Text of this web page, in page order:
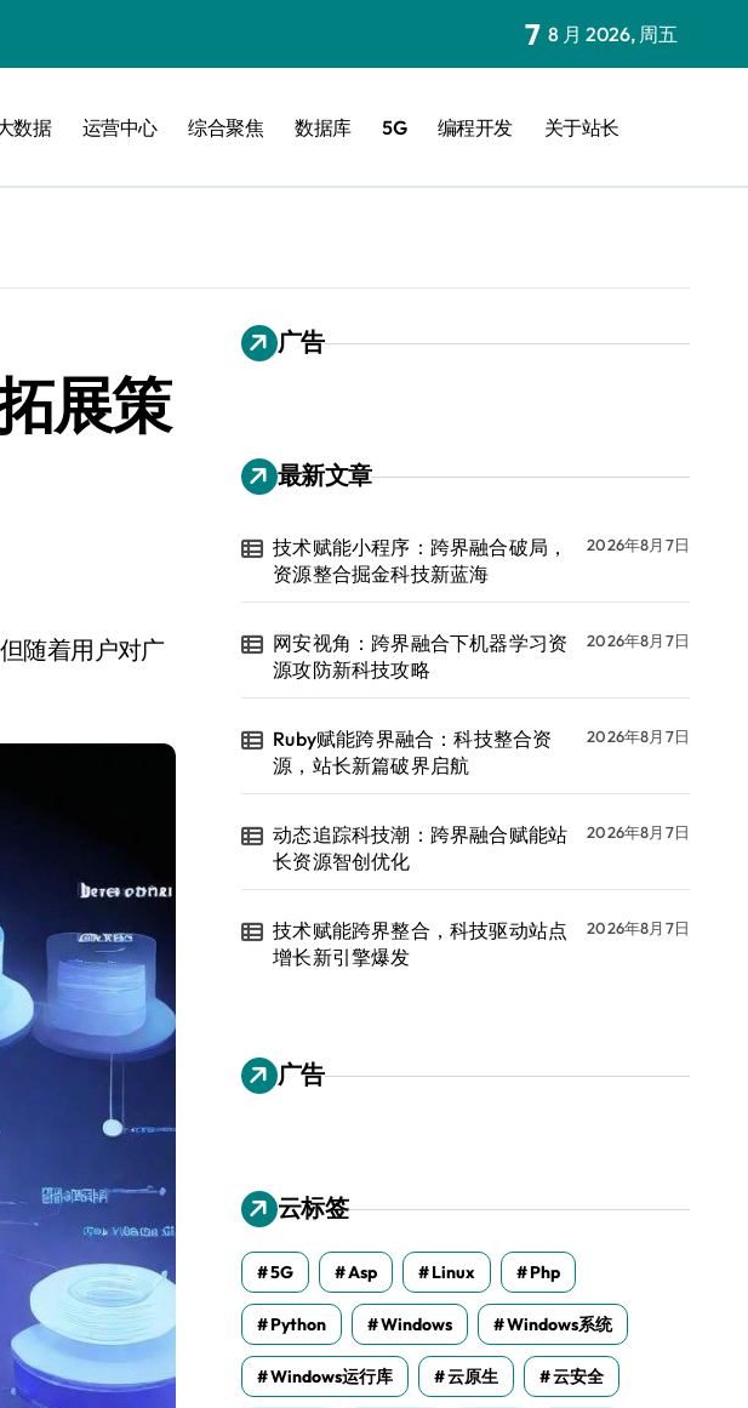
7 8 月 2026, 周五
数据 运营中心 综合聚焦 数据库 5G 编程开发 关于站长
展策
广告
最新文章
技术赋能小程序：跨界融合破局，
资源整合掘金科技新蓝海
2026年8月7日
网安视角：跨界融合下机器学习资
源攻防新科技攻略
2026年8月7日
Ruby赋能跨界融合：科技整合资
源，站长新篇破界启航
2026年8月7日
动态追踪科技潮：跨界融合赋能站
长资源智创优化
2026年8月7日
技术赋能跨界整合，科技驱动站点
增长新引擎爆发
2026年8月7日
广告
云标签
5G Asp Linux Php
Python Windows Windows系统
Windows运行库 云原生 云安全